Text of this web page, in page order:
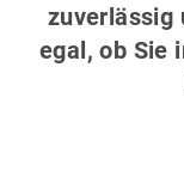
zuverlässig
egal, ob Sie